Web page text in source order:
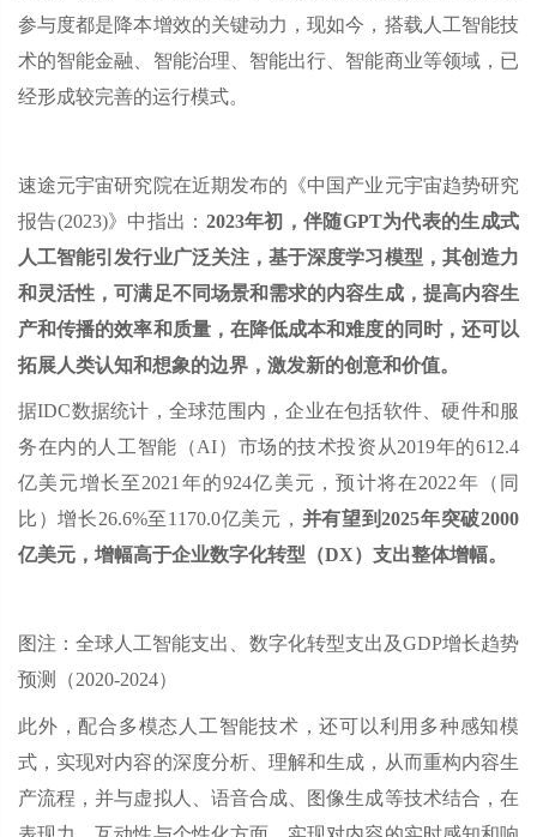
参与度都是降本增效的关键动力，现如今，搭载人工智能技
术的智能金融、智能治理、智能出行、智能商业等领域，已
经形成较完善的运行模式。
速途元宇宙研究院在近期发布的《中国产业元宇宙趋势研究
报告(2023)》中指出： 2023年初，伴随GPT为代表的生成式
人工智能引发行业广泛关注，基于深度学习模型，其创造力
和灵活性，可满足不同场景和需求的内容生成，提高内容生
产和传播的效率和质量，在降低成本和难度的同时，还可以
拓展人类认知和想象的边界，激发新的创意和价值。
据IDC数据统计，全球范围内，企业在包括软件、硬件和服
务在内的人工智能（AI）市场的技术投资从2019年的612.4
亿美元增长至2021年的924亿美元，预计将在2022年（同
比）增长26.6%至1170.0亿美元， 并有望到2025年突破2000
亿美元，增幅高于企业数字化转型（DX）支出整体增幅。
图注：全球人工智能支出、数字化转型支出及GDP增长趋势
预测（2020-2024）
此外，配合多模态人工智能技术，还可以利用多种感知模
式，实现对内容的深度分析、理解和生成，从而重构内容生
产流程，并与虚拟人、语音合成、图像生成等技术结合，在